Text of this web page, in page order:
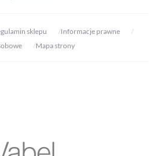
sklepu
Informacje prawne
Mapa strony